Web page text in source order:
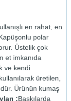
en rahat, en
polar
Üstelik çok
et imkanıda
ve kendi
kullanılarak üretilen,
Ürünün kumaş
:Baskılarda